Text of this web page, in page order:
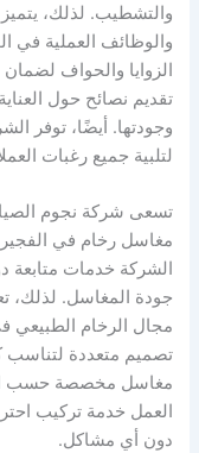
والتشطيب. لذلك، يتميز
والوظائف العملية في
الزوايا والحواف
تقديم نصائح حول
وجودتها. أيضًا، توفر
لتلبية جميع رغبات
تسعى شركة نجوم
مغاسل رخام في
الشركة خدمات متابعة
جودة المغاسل. لذلك،
مجال الرخام الطبيعي
تصميم متعددة لتناسب
مغاسل مخصصة حسب
العمل خدمة تركيب
دون أي مشاكل.